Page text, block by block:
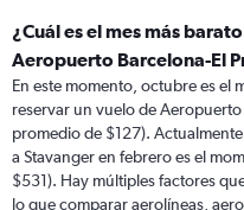
¿Cuál es el mes más
Aeropuerto Barcelona-El
En este momento, octubre es el
reservar un vuelo de Aeropuerto
promedio de $127).
a Stavanger en febrero es el
$531). Hay múltiples factores
lo que comparar aerolíneas,